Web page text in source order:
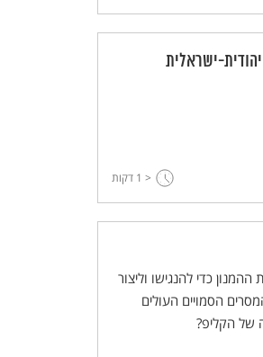
אפשר לעשות כדי לקדם
כבודו של כל אדם.
ישראלית
< 1 דקות
כדי להנגישו וליצור
הסמויים העולים
של הקליפ?